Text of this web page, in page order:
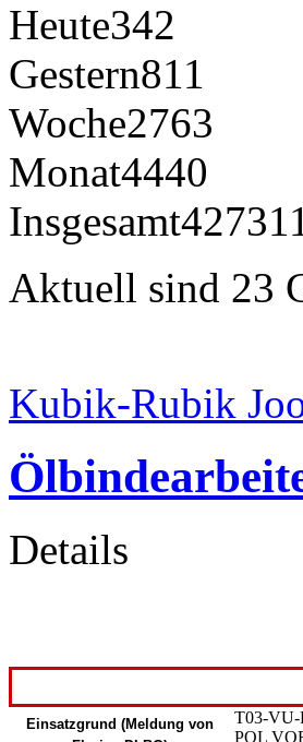
Heute342
Gestern811
Woche2763
Monat4440
Insgesamt
Aktuell sind 23
Kubik-Rubik
Details
Einsatzgrund (Meldung von
T03-VU-
POL